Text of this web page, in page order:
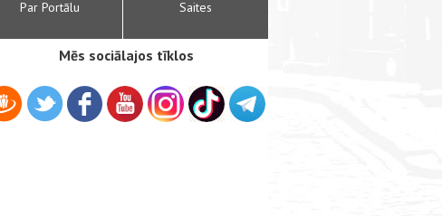
Par Portālu Saites
Mēs sociālajos tīklos